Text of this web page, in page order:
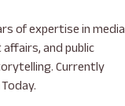
of expertise in media
and public
Currently